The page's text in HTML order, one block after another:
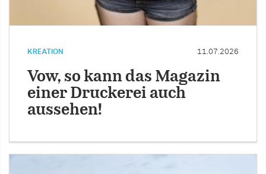
KREATION 11.07.2026
Vow, so kann das Magazin
einer Druckerei auch
aussehen!